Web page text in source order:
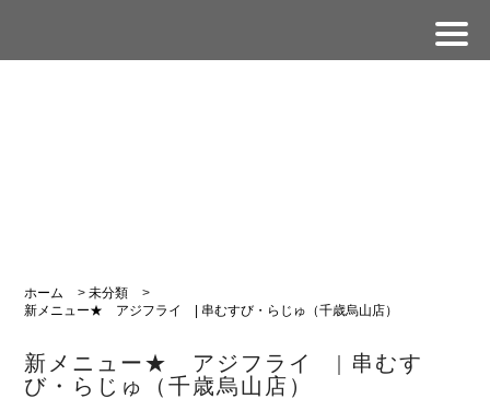
ホーム >未分類
>
新メニュー★ アジフライ | 串むすび・らじゅ（千歳烏山店）
新メニュー★ アジフライ | 串むす
び・らじゅ（千歳烏山店）